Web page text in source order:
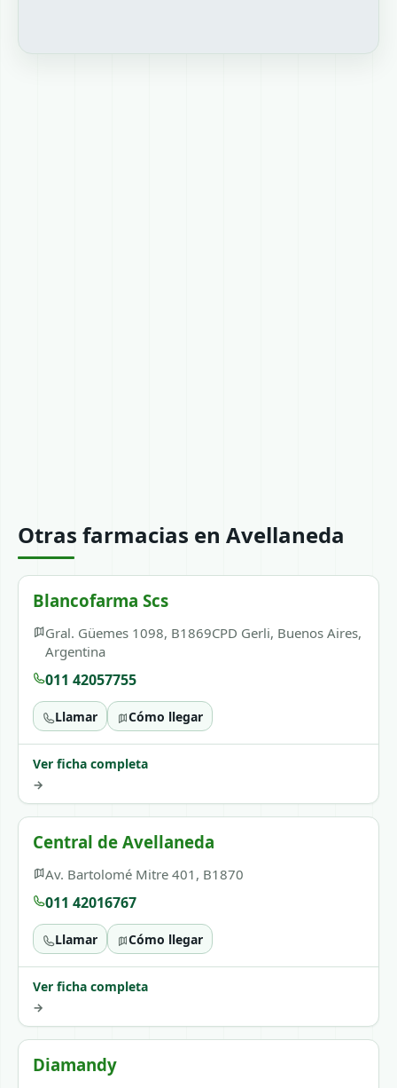
Otras farmacias en Avellaneda
Blancofarma Scs
Gral. Güemes 1098, B1869CPD Gerli, Buenos Aires,
Argentina
011 42057755
Llamar Cómo llegar
Ver ficha completa
→
Central de Avellaneda
Av. Bartolomé Mitre 401, B1870
011 42016767
Llamar Cómo llegar
Ver ficha completa
→
Diamandy